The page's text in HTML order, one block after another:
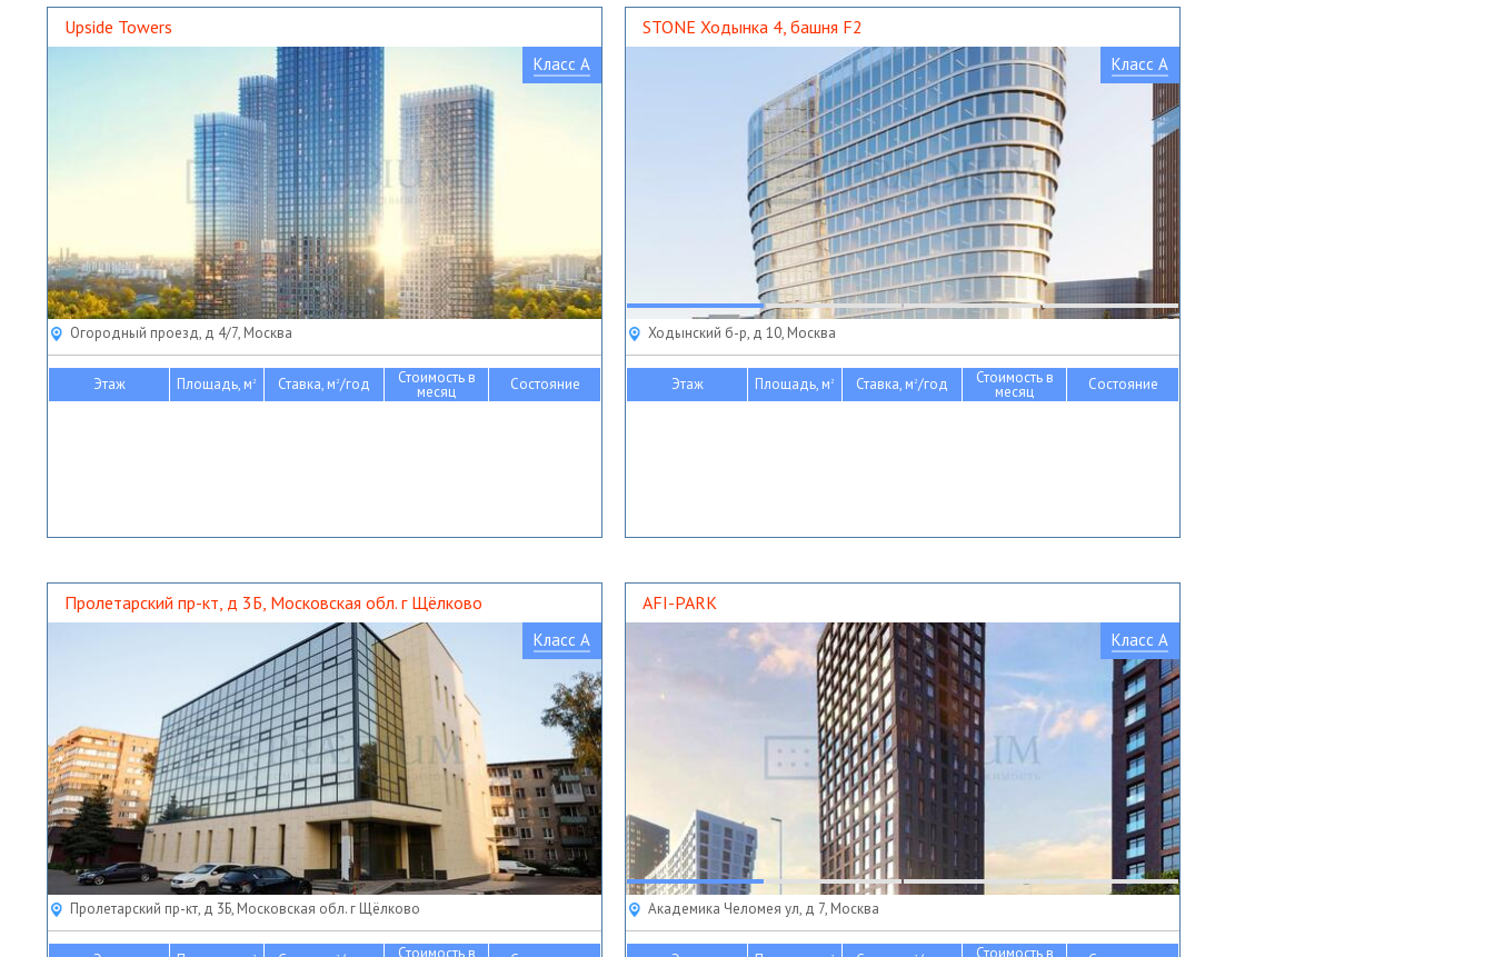
Upside Towers
Класс A
Огородный проезд, д 4/7, Москва
Этаж Площадь, м2 Ставка, м2/год Стоимость в
месяц Состояние
STONE Ходынка 4, башня F2
Класс A
Ходынский б-р, д 10, Москва
Этаж Площадь, м2 Ставка, м2/год Стоимость в
месяц Состояние
Пролетарский пр-кт, д 3Б, Московская обл. г Щёлково
Класс A
Пролетарский пр-кт, д 3Б, Московская обл. г Щёлково
Стоимость в
AFI-PARK
Класс A
Академика Челомея ул, д 7, Москва
Стоимость в